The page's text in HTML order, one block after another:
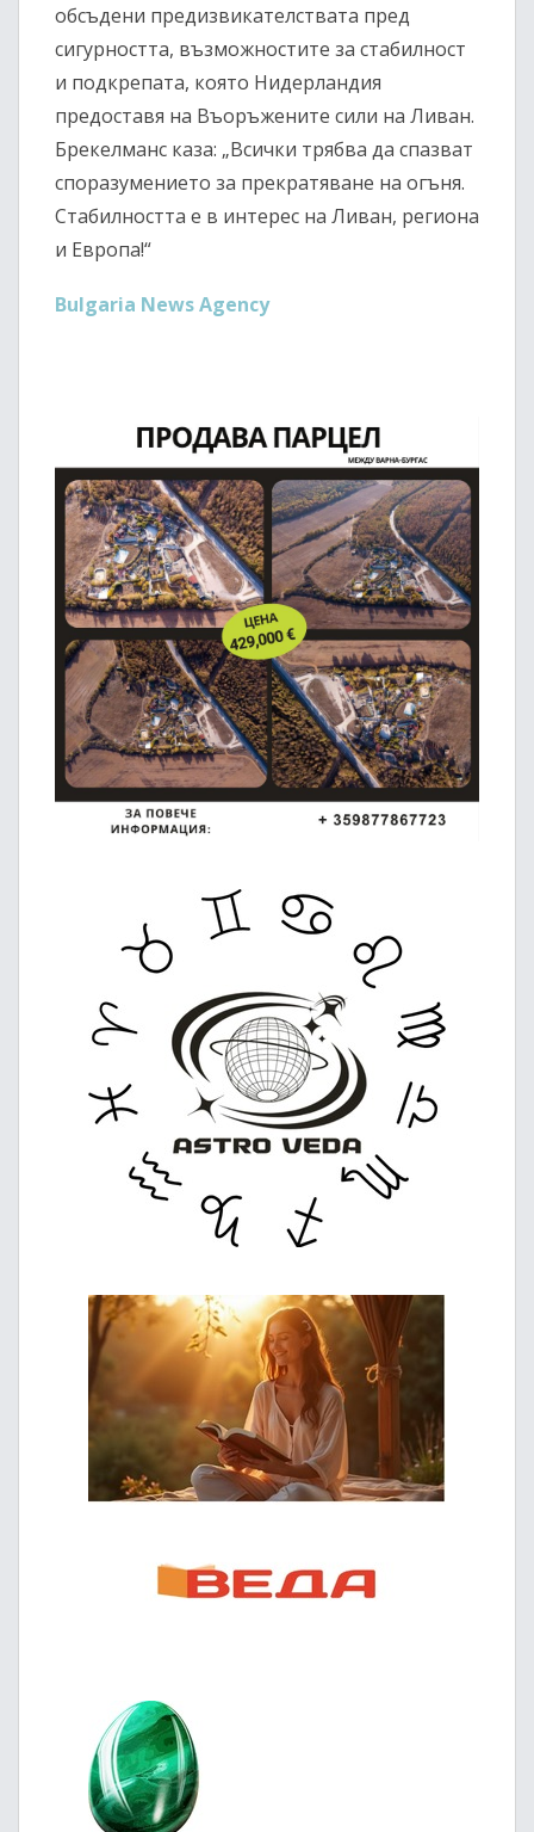
обсъдени предизвикателствата пред
сигурността, възможностите за стабилност
и подкрепата, която Нидерландия
предоставя на Въоръжените сили на Ливан.
Брекелманс каза: „Всички трябва да спазват
споразумението за прекратяване на огъня.
Стабилността е в интерес на Ливан, региона
и Европа!“
Bulgaria News Agency